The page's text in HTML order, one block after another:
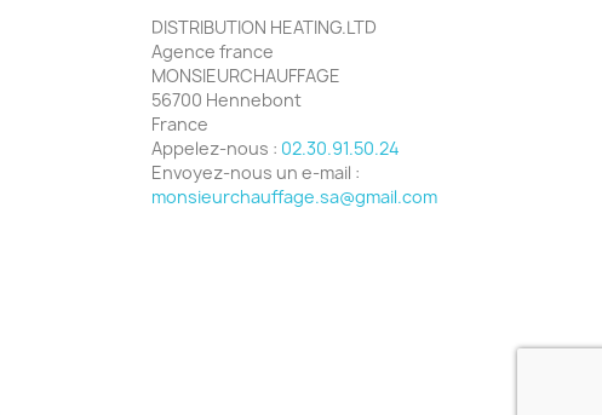
DISTRIBUTION HEATING.LTD
Agence france
MONSIEURCHAUFFAGE
56700 Hennebont
France
Appelez-nous : 02.30.91.50.24
Envoyez-nous un e-mail :
monsieurchauffage.sa@gmail.com